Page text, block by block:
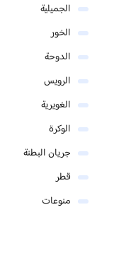
الجميلية
الخور
الدوحة
الرويس
الغويرية
الوكرة
جريان البطنة
قطر
منوعات